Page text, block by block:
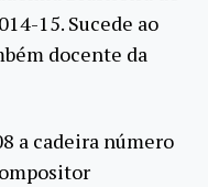
15. Sucede ao
docente da
a cadeira número